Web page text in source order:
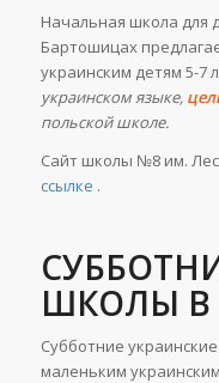
Начальная школа для
Бартошицах
украинским детям 5-7
украинском языке,
польской школе.
Сайт школы №8 им.
ссылке .
ШКОЛЫ
Субботние
маленьким